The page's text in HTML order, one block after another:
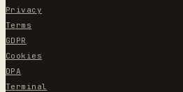
Privacy
Terms
GDPR
Cookies
DPA
Terminal